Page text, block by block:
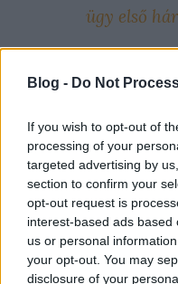
Blog - Do Not
If you wish to opt-out of
processing of your
targeted advertising by
section to confirm your
opt-out request is
interest-based ads
us or personal
your opt-out. You may
disclosure of your
ügy első
Merthogy nem szólalt
szerint isemlített
főosztályvezető, mint
vezetőt, akit ő maga
területen
Vancsuraemlítette
Mariannát, az
szintén aktív
ellenőrzés